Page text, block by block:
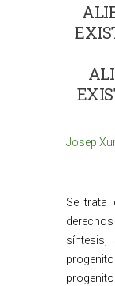
Josep
Se trata